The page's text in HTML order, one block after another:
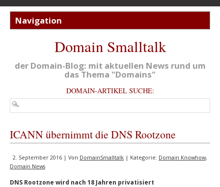
Domain Smalltalk
der Domain-Blog: mit aktuellen News rund um
das Thema "Domains"
DOMAIN-ARTIKEL SUCHE:
ICANN übernimmt die DNS Rootzone
2. September 2016 | Von DomainSmalltalk | Kategorie: Domain Knowhow,
Domain News
DNS Rootzone wird nach 18 Jahren privatisiert